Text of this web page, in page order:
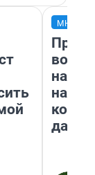
нам
даже